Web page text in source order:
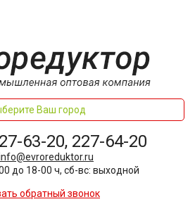
Ваш город
63-20, 227-64-20
до 18-00 ч, сб-вс: выходной
обратный звонок